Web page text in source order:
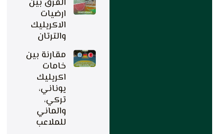
الفرق بين
ارضيات
الاكريليك
والترتان
مقارنة بين
خامات
اكريليك
يوناني،
تركي،
والماني
للملاعب